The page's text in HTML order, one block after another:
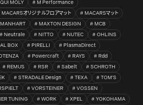
MOLY
M Performance
MACARSオリジナルフロアマット
MACARSマット
MANHART MAXTON DESIGN
MCB
Neutrale NITTO NUTEC
OHLINS
BOX PIRELLI
PlasmaDirect
Powercraft RAYS
Rdd
REMUS RSR Sabelt
SCHROTH
STRADALE Design TEXA
TOM’S
VORSTEINER
VOSSEN
TUNING WORK XPEL
YOKOHAMA